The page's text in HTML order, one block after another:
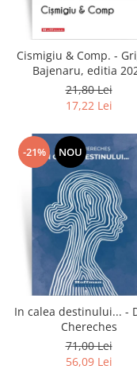
Cismigiu & Comp. -
Bajenaru, editia
21,80 Lei
17,22 Lei
-21% NOU
In calea destinului... - Doina
Chereches
71,00 Lei
56,09 Lei